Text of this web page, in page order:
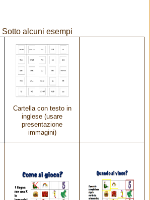
Sotto alcuni esempi
Cartella con testo in
inglese (usare
presentazione
immagini)